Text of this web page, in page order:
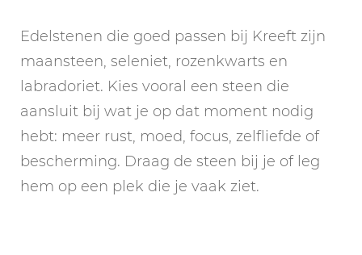
Edelstenen die goed passen bij Kreeft zijn
maansteen, seleniet, rozenkwarts en
labradoriet. Kies vooral een steen die
aansluit bij wat je op dat moment nodig
hebt: meer rust, moed, focus, zelfliefde of
bescherming. Draag de steen bij je of leg
hem op een plek die je vaak ziet.